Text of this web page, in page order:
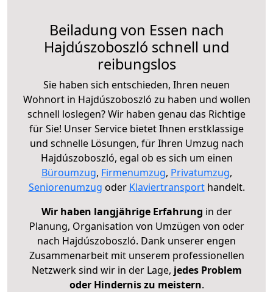
Beiladung von Essen nach
Hajdúszoboszló schnell und
reibungslos
Sie haben sich entschieden, Ihren neuen
Wohnort in Hajdúszoboszló zu haben und wollen
schnell loslegen? Wir haben genau das Richtige
für Sie! Unser Service bietet Ihnen erstklassige
und schnelle Lösungen, für Ihren Umzug nach
Hajdúszoboszló, egal ob es sich um einen
Büroumzug, Firmenumzug, Privatumzug,
Seniorenumzug oder Klaviertransporthandelt.
Wir haben langjährige Erfahrung in der
Planung, Organisation von Umzügen von oder
nach Hajdúszoboszló. Dank unserer engen
Zusammenarbeit mit unserem professionellen
Netzwerk sind wir in der Lage, jedes Problem
oder Hindernis zu meistern.